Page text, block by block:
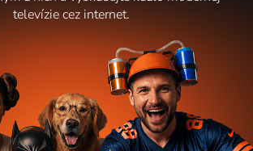
televízie cez internet.